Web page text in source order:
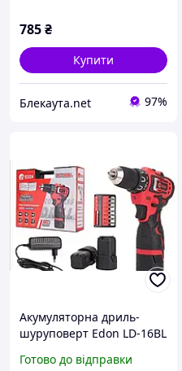
785₴
Купити
Блекаута.net 97%
Акумуляторна дриль-
шуруповерт Edon LD-16BL
Готово до відправки